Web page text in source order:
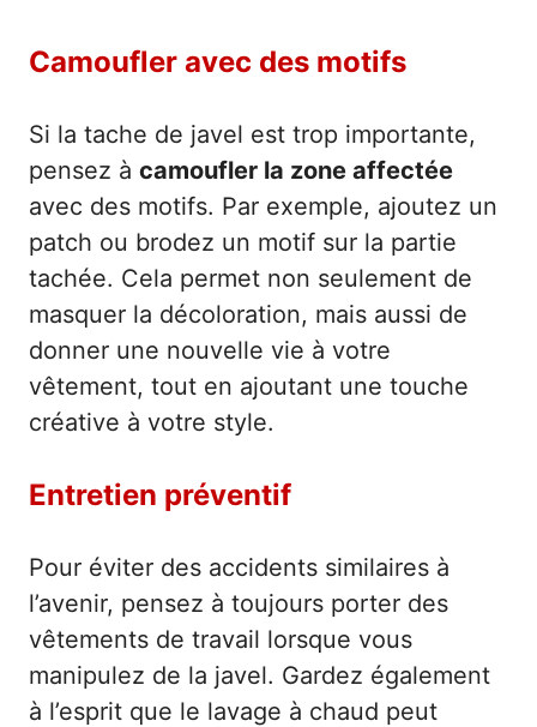
Camoufler avec des motifs
Si la tache de javel est trop importante,
pensez à camoufler la zone affectée
avec des motifs. Par exemple, ajoutez un
patch ou brodez un motif sur la partie
tachée. Cela permet non seulement de
masquer la décoloration, mais aussi de
donner une nouvelle vie à votre
vêtement, tout en ajoutant une touche
créative à votre style.
Entretien préventif
Pour éviter des accidents similaires à
l’avenir, pensez à toujours porter des
vêtements de travail lorsque vous
manipulez de la javel. Gardez également
à l’esprit que le lavage à chaud peut